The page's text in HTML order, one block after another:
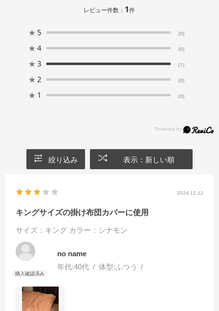
レビュー件数： 1件
★ 5 (0)
★ 4 (0)
★ 3 (1)
★ 2 (0)
★ 1 (0)
絞り込み 表示：新しい順
2024.12.12
キングサイズの掛け布団カバーに使用
サイズ：キング カラー：シナモン
no name
年代:40代 体型:ふつう